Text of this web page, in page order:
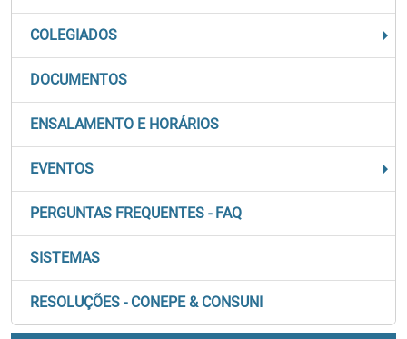
COLEGIADOS
DOCUMENTOS
ENSALAMENTO E HORÁRIOS
EVENTOS
PERGUNTAS FREQUENTES - FAQ
SISTEMAS
RESOLUÇÕES - CONEPE & CONSUNI